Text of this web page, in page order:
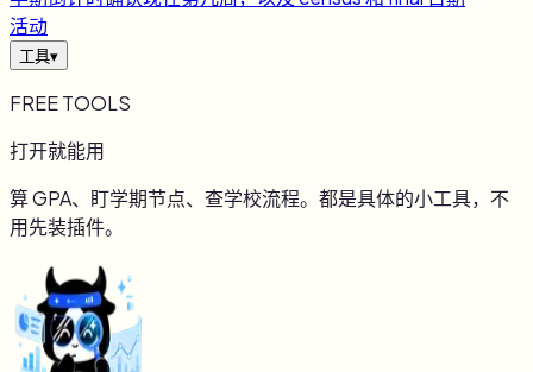
活动
工具▾
FREE TOOLS
打开就能用
算 GPA、盯学期节点、查学校流程。都是具体的小工具，不
用先装插件。